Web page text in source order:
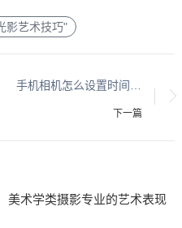
影艺术技巧"
下一篇
美术学类摄影专业的艺术表现